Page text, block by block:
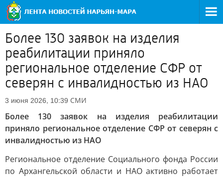
Более 130 заявок на изделия
реабилитации приняло
региональное отделение СФР от
северян с инвалидностью из НАО
3 июня 2026, 10:39 СМИ
Более 130 заявок на изделия реабилитации
приняло региональное отделение СФР от северян с
инвалидностью из НАО
Региональное отделение Социального фонда России
по Архангельской области и НАО активно работает